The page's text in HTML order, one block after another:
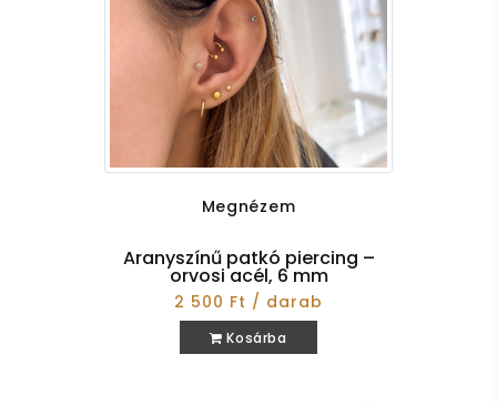
Megnézem
Aranyszínű patkó piercing –
orvosi acél, 6 mm
2 500 Ft / darab
Kosárba